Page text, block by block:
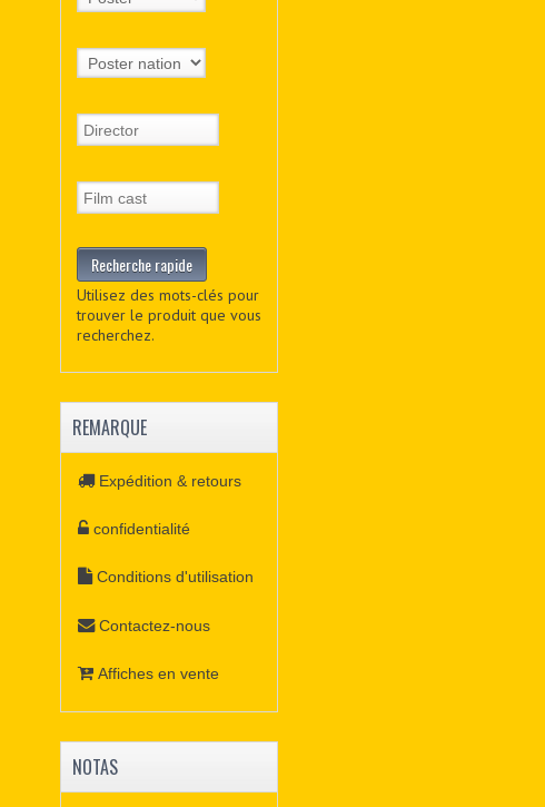
Utilisez des mots-clés pour
trouver le produit que vous
recherchez.
REMARQUE
Expédition & retours
confidentialité
Conditions d'utilisation
Contactez-nous
Affiches en vente
NOTAS